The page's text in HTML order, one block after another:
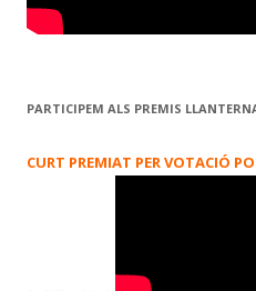
PARTICIPEM ALS PREMIS
CURT PREMIAT PER VOTACIÓ